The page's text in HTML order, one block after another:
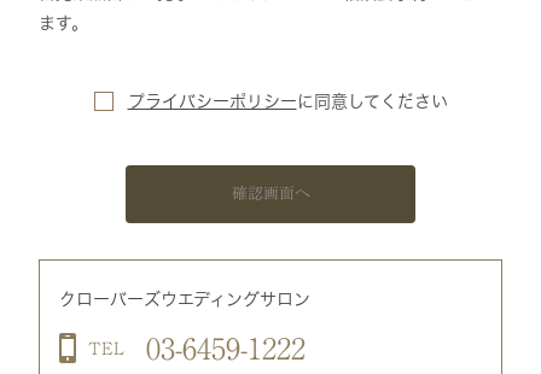
ます。
プライバシーポリシー に 同意してください
確認画面へ
クローバーズウエディングサロン
TEL 03-6459-1222